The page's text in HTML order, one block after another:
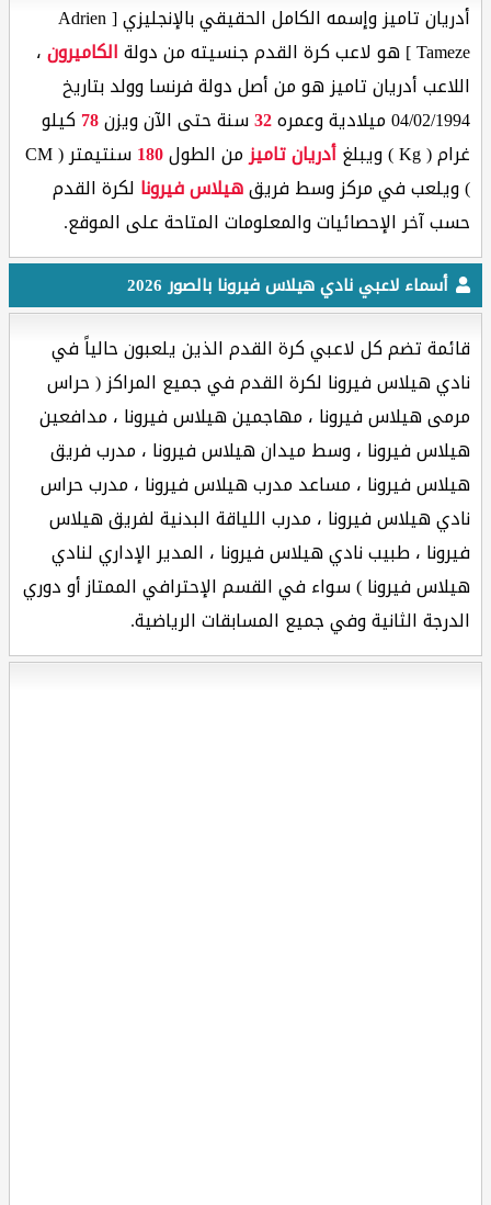
أدريان تاميز وإسمه الكامل الحقيقي بالإنجليزي [ Adrien
Tameze ] هو لاعب كرة القدم جنسيته من دولة
الكاميرون،
اللاعب أدريان تاميز هو من أصل دولة فرنسا وولد بتاريخ
04/02/1994 ميلادية وعمره
32سنة حتى الآن ويزن78كيلو
غرام ( Kg ) ويبلغ
أدريان تاميزمن الطول180
سنتيمتر ( CM
) ويلعب في مركز وسط فريقهيلاس فيرونا لكرة القدم
حسب آخر الإحصائيات والمعلومات المتاحة على الموقع.
أسماء لاعبي نادي هيلاس فيرونا بالصور 2026
قائمة تضم كل لاعبي كرة القدم الذين يلعبون حالياً في
نادي هيلاس فيرونا لكرة القدم في جميع المراكز ( حراس
مرمى هيلاس فيرونا ، مهاجمين هيلاس فيرونا ، مدافعين
هيلاس فيرونا ، وسط ميدان هيلاس فيرونا ، مدرب فريق
هيلاس فيرونا ، مساعد مدرب هيلاس فيرونا ، مدرب حراس
نادي هيلاس فيرونا ، مدرب اللياقة البدنية لفريق هيلاس
فيرونا ، طبيب نادي هيلاس فيرونا ، المدير الإداري لنادي
هيلاس فيرونا ) سواء في القسم الإحترافي الممتاز أو دوري
الدرجة الثانية وفي جميع المسابقات الرياضية.